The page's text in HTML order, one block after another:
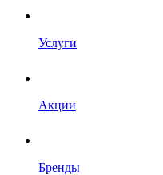
Услуги
Акции
Бренды